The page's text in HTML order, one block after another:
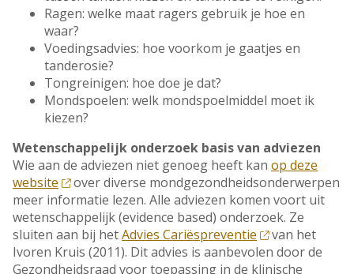
Ragen: welke maat ragers gebruik je hoe en
waar?
Voedingsadvies: hoe voorkom je gaatjes en
tanderosie?
Tongreinigen: hoe doe je dat?
Mondspoelen: welk mondspoelmiddel moet ik
kiezen?
Wetenschappelijk onderzoek basis van adviezen
Wie aan de adviezen niet genoeg heeft kan op deze
website
over diverse mondgezondheidsonderwerpen
meer informatie lezen. Alle adviezen komen voort uit
wetenschappelijk (evidence based) onderzoek. Ze
sluiten aan bij hetAdvies Cariëspreventie
van het
Ivoren Kruis (2011). Dit advies is aanbevolen door de
Gezondheidsraad voor toepassing in de klinische